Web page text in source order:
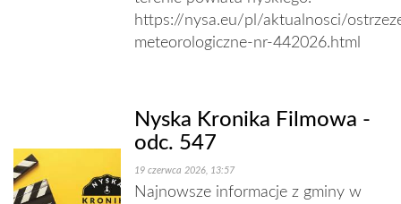
https://nysa.eu/pl/aktualnosci/
meteorologiczne-nr-442026.html
Nyska Kronika Filmowa -
odc. 547
19 czerwca 2026, 13:57
Najnowsze informacje z gminy w